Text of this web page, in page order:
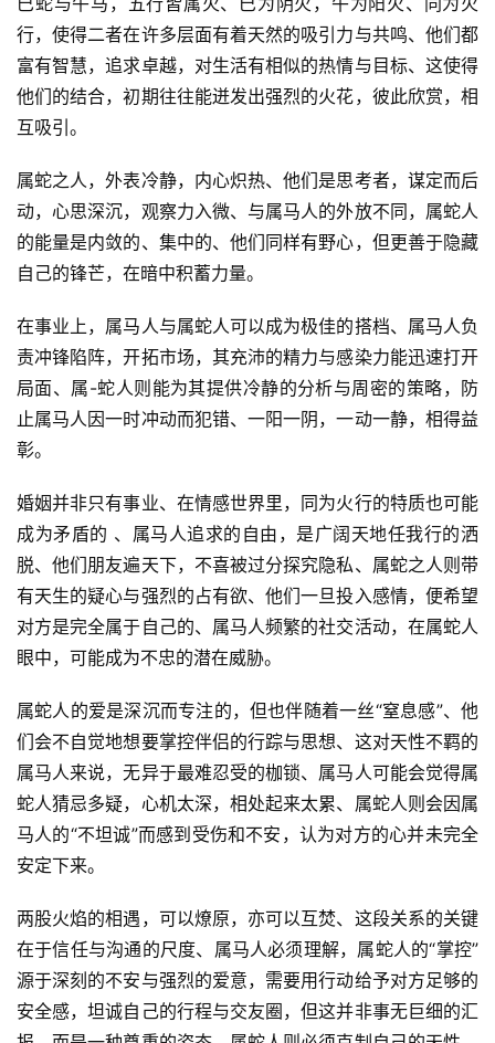
行，使得二者在许多层面有着天然的吸引力与共鸣、他们都
富有智慧，追求卓越，对生活有相似的热情与目标、这使得
他们的结合，初期往往能迸发出强烈的火花，彼此欣赏，相
互吸引。
属蛇之人，外表冷静，内心炽热、他们是思考者，谋定而后
动，心思深沉，观察力入微、与属马人的外放不同，属蛇人
的能量是内敛的、集中的、他们同样有野心，但更善于隐藏
自己的锋芒，在暗中积蓄力量。
在事业上，属马人与属蛇人可以成为极佳的搭档、属马人负
责冲锋陷阵，开拓市场，其充沛的精力与感染力能迅速打开
局面、属-蛇人则能为其提供冷静的分析与周密的策略，防
止属马人因一时冲动而犯错、一阳一阴，一动一静，相得益
彰。
婚姻并非只有事业、在情感世界里，同为火行的特质也可能
成为矛盾的 、属马人追求的自由，是广阔天地任我行的洒
脱、他们朋友遍天下，不喜被过分探究隐私、属蛇之人则带
有天生的疑心与强烈的占有欲、他们一旦投入感情，便希望
对方是完全属于自己的、属马人频繁的社交活动，在属蛇人
眼中，可能成为不忠的潜在威胁。
属蛇人的爱是深沉而专注的，但也伴随着一丝“窒息感”、他
们会不自觉地想要掌控伴侣的行踪与思想、这对天性不羁的
属马人来说，无异于最难忍受的枷锁、属马人可能会觉得属
蛇人猜忌多疑，心机太深，相处起来太累、属蛇人则会因属
马人的“不坦诚”而感到受伤和不安，认为对方的心并未完全
安定下来。
两股火焰的相遇，可以燎原，亦可以互焚、这段关系的关键
在于信任与沟通的尺度、属马人必须理解，属蛇人的“掌控”
源于深刻的不安与强烈的爱意，需要用行动给予对方足够的
安全感，坦诚自己的行程与交友圈，但这并非事无巨细的汇